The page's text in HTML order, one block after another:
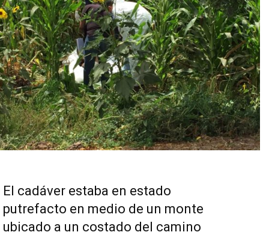
El cadáver estaba en estado
putrefacto en medio de un monte
ubicado a un costado del camino